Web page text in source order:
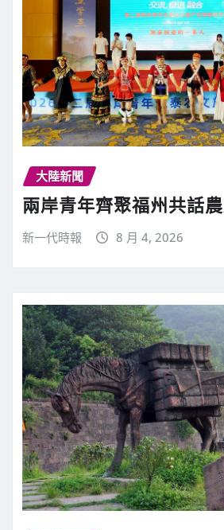
大陸新聞
兩岸青年齊聚福州共話
新一代時報 8 月 4, 2026